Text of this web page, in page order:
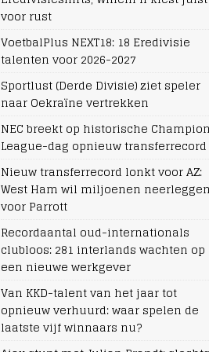
voor rust
VoetbalPlus NEXT18: 18 Eredivisie
talenten voor 2026-2027
Sportlust (Derde Divisie) ziet speler
naar Oekraïne vertrekken
NEC breekt op historische
League-dag opnieuw transferrecord
Nieuw transferrecord lonkt voor AZ:
West Ham wil miljoenen
voor Parrott
Recordaantal oud-internationals
clubloos: 281 interlands wachten op
een nieuwe werkgever
Van KKD-talent van het jaar tot
opnieuw verhuurd: waar spelen de
laatste vijf winnaars nu?